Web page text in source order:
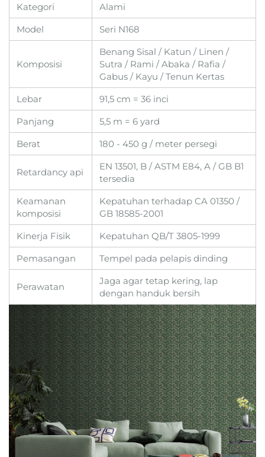
Kategori
Alami
Model
Seri N168
Komposisi
Benang Sisal / Katun / Linen /
Sutra / Rami / Abaka / Rafia /
Gabus / Kayu / Tenun Kertas
Lebar
91,5 cm = 36 inci
Panjang
5,5 m = 6 yard
Berat
180 - 450 g / meter persegi
Retardancy api
EN 13501, B / ASTM E84, A / GB B1
tersedia
Keamanan
komposisi
Kepatuhan terhadap CA 01350 /
GB 18585-2001
Kinerja Fisik
Kepatuhan QB/T 3805-1999
Pemasangan
Tempel pada pelapis dinding
Perawatan
Jaga agar tetap kering, lap
dengan handuk bersih